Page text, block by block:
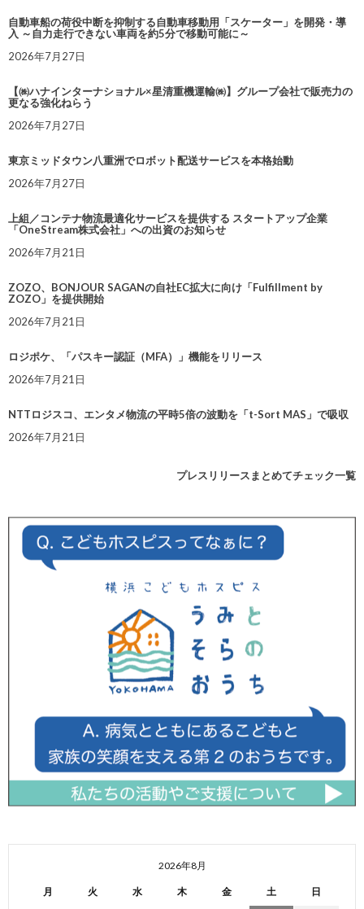
自動車船の荷役中断を抑制する自動車移動用「スケーター」を開発・導
入 ～自力走行できない車両を約5分で移動可能に～
2026年7月27日
【㈱ハナインターナショナル×星清重機運輸㈱】グループ会社で販売力の
更なる強化ねらう
2026年7月27日
東京ミッドタウン八重洲でロボット配送サービスを本格始動
2026年7月27日
上組／コンテナ物流最適化サービスを提供する スタートアップ企業
「OneStream株式会社」への出資のお知らせ
2026年7月21日
ZOZO、BONJOUR SAGANの自社EC拡大に向け「Fulfillment by
ZOZO」を提供開始
2026年7月21日
ロジポケ、「パスキー認証（MFA）」機能をリリース
2026年7月21日
NTTロジスコ、エンタメ物流の平時5倍の波動を「t-Sort MAS」で吸収
2026年7月21日
プレスリリースまとめてチェック一覧
2026年8月
月 火 水 木 金 土 日